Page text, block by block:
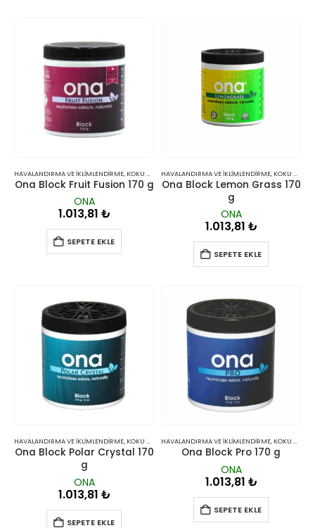
HAVALANDIRMA VE İKLIMLENDIRME, KOKU GIDERICILER
Ona Block Fruit Fusion 170 g
ONA
1.013,81 ₺
SEPETE EKLE
HAVALANDIRMA VE İKLIMLENDIRME, KOKU GIDERICILER
Ona Block Lemon Grass 170
g
ONA
1.013,81 ₺
SEPETE EKLE
HAVALANDIRMA VE İKLIMLENDIRME, KOKU GIDERICILER
Ona Block Polar Crystal 170
g
ONA
1.013,81 ₺
SEPETE EKLE
HAVALANDIRMA VE İKLIMLENDIRME, KOKU GIDERICILER
Ona Block Pro 170 g
ONA
1.013,81 ₺
SEPETE EKLE